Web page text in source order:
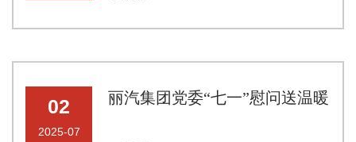
丽汽集团党委“七一”慰问送温暖
02
2025-07